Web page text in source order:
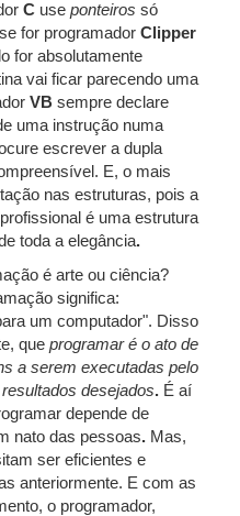
C use ponteiros só
for programador Clipper
for absolutamente
vai ficar parecendo uma
VB sempre declare
uma instrução numa
escrever a dupla
E, o mais
nas estruturas, pois a
é uma estrutura
toda a elegância.
é arte ou ciência?
significa:
um computador". Disso
que programar é o ato de
a serem executadas pelo
desejados. É aí
depende de
nato das pessoas. Mas,
ser eficientes e
anteriormente. E com as
o programador,